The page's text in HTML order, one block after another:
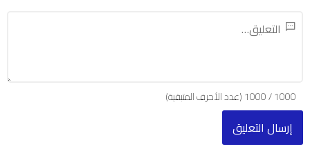
1000
/
1000(عدد الأحرف المتبقية)